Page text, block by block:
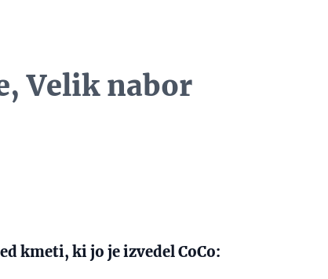
Velik nabor
kmeti, ki jo je izvedel CoCo: